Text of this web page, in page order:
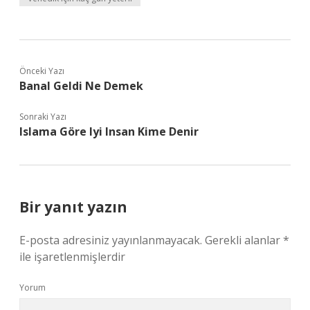
Önceki Yazı
Banal Geldi Ne Demek
Sonraki Yazı
Islama Göre Iyi Insan Kime Denir
Bir yanıt yazın
E-posta adresiniz yayınlanmayacak. Gerekli alanlar*
ile işaretlenmişlerdir
Yorum